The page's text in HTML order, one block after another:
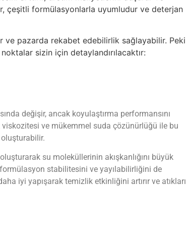
çeşitli formülasyonlarla uyumludur ve deterjan
ve pazarda rekabet edebilirlik sağlayabilir. Peki
sizin için detaylandırılacaktır:
değişir, ancak koyulaştırma performansını
ve mükemmel suda çözünürlüğü ile bu
oluşturabilir.
su moleküllerinin akışkanlığını büyük
stabilitesini ve yayılabilirliğini de
iyi yapışarak temizlik etkinliğini artırır ve atıkları